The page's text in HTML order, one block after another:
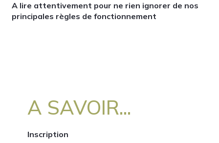
A lire attentivement pour ne rien ignorer de nos
principales règles de fonctionnement
A SAVOIR...
Inscription